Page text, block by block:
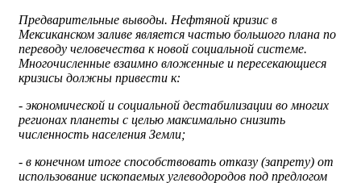
Предварительные выводы. Нефтяной кризис в
Мексиканском заливе является частью большого плана по
переводу человечества к новой социальной системе.
Многочисленные взаимно вложенные и пересекающиеся
кризисы должны привести к:
- экономической и социальной дестабилизации во многих
регионах планеты с целью максимально снизить
численность населения Земли;
- в конечном итоге способствовать отказу (запрету) от
использование ископаемых углеводородов под предлогом